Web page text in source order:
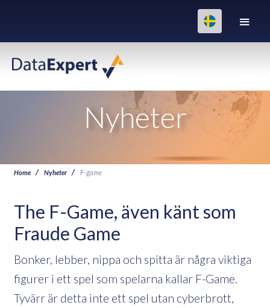
Nyheter
Home Nyheter F-game
The F-Game, även känt som
Fraude Game
Bonker, lebber, nippa och spitta är några viktiga
figurer i ett spel som spelarna kallar F-Game.
Tyvärr är detta inte ett spel utan cyberbrott,